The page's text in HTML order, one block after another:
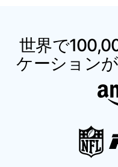
世界で
ケーション